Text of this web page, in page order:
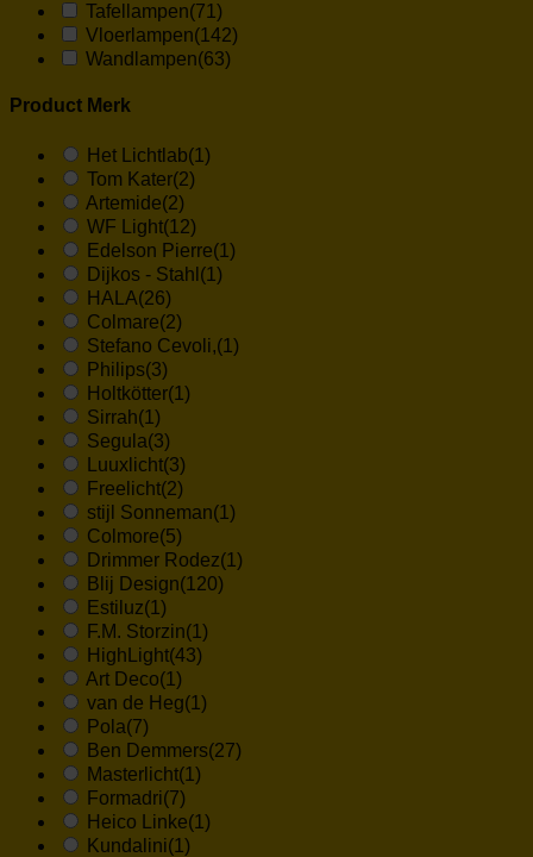
Tafellampen(71)
Vloerlampen(142)
Wandlampen(63)
Product Merk
Het Lichtlab(1)
Tom Kater(2)
Artemide(2)
WF Light(12)
Edelson Pierre(1)
Dijkos - Stahl (1)
HALA(26)
Colmare(2)
Stefano Cevoli,(1)
Philips(3)
Holtkötter(1)
Sirrah(1)
Segula(3)
Luuxlicht(3)
Freelicht(2)
stijl Sonneman(1)
Colmore(5)
Drimmer Rodez(1)
Blij Design(120)
Estiluz(1)
F.M. Storzin(1)
HighLight(43)
Art Deco(1)
van de Heg(1)
Pola(7)
Ben Demmers(27)
Masterlicht(1)
Formadri(7)
Heico Linke(1)
Kundalini(1)